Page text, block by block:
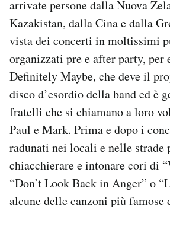
arrivate persone dalla Nuova
Kazakistan, dalla Cina e dalla
vista dei concerti in moltissimi
organizzati pre e after party, per
Definitely Maybe, che deve il
disco d’esordio della band ed è
fratelli che si chiamano a loro
Paul e Mark. Prima e dopo i
radunati nei locali e nelle strade
chiacchierare e intonare cori di
“Don’t Look Back in Anger” o
alcune delle canzoni più famose